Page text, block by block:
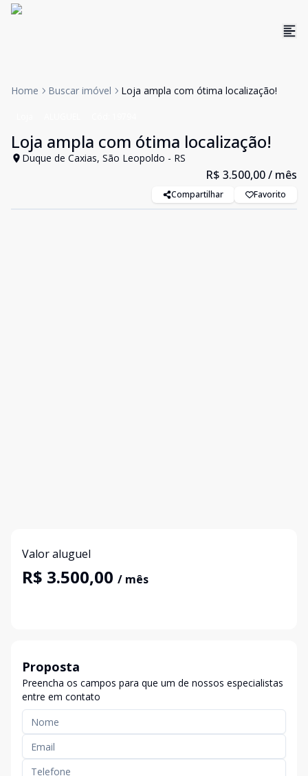
Home Buscar imóvel Loja ampla com ótima localização!
Loja ampla com ótima localização!
Duque de Caxias, São Leopoldo - RS
R$ 3.500,00/ mês
Compartilhar Favorito
Valor aluguel
R$ 3.500,00 / mês
Proposta
Preencha os campos para que um de nossos especialistas
entre em contato